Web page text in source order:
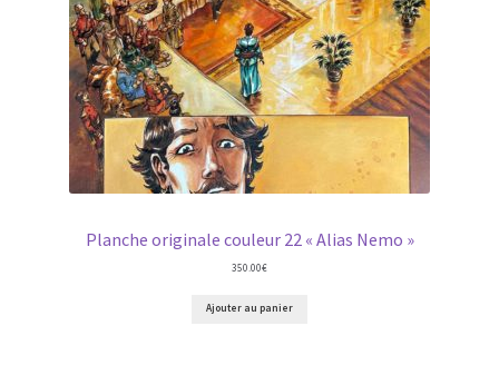
Planche originale couleur 22 « Alias Nemo »
350.00€
Ajouter au panier